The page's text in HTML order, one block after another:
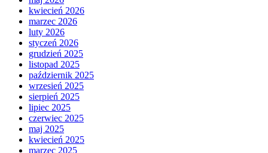
kwiecień 2026
marzec 2026
luty 2026
styczeń 2026
grudzień 2025
listopad 2025
październik 2025
wrzesień 2025
sierpień 2025
lipiec 2025
czerwiec 2025
maj 2025
kwiecień 2025
marzec 2025